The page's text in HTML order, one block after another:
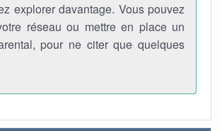
explorer davantage. Vous pouvez
réseau ou mettre en place un
pour ne citer que quelques